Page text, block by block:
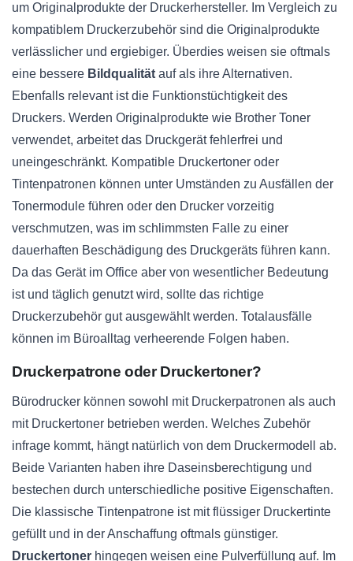
um Originalprodukte der Druckerhersteller. Im Vergleich zu
kompatiblem Druckerzubehör sind die Originalprodukte
verlässlicher und ergiebiger. Überdies weisen sie oftmals
eine bessere Bildqualität auf als ihre Alternativen.
Ebenfalls relevant ist die Funktionstüchtigkeit des
Druckers. Werden Originalprodukte wie Brother Toner
verwendet, arbeitet das Druckgerät fehlerfrei und
uneingeschränkt. Kompatible Druckertoner oder
Tintenpatronen können unter Umständen zu Ausfällen der
Tonermodule führen oder den Drucker vorzeitig
verschmutzen, was im schlimmsten Falle zu einer
dauerhaften Beschädigung des Druckgeräts führen kann.
Da das Gerät im Office aber von wesentlicher Bedeutung
ist und täglich genutzt wird, sollte das richtige
Druckerzubehör gut ausgewählt werden. Totalausfälle
können im Büroalltag verheerende Folgen haben.
Druckerpatrone oder Druckertoner?
Bürodrucker können sowohl mit Druckerpatronen als auch
mit Druckertoner betrieben werden. Welches Zubehör
infrage kommt, hängt natürlich von dem Druckermodell ab.
Beide Varianten haben ihre Daseinsberechtigung und
bestechen durch unterschiedliche positive Eigenschaften.
Die klassische Tintenpatrone ist mit flüssiger Druckertinte
gefüllt und in der Anschaffung oftmals günstiger.
Druckertoner hingegen weisen eine Pulverfüllung auf. Im